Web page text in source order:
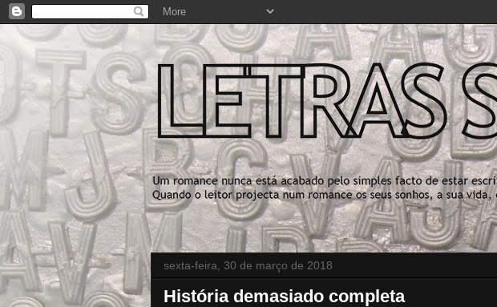
sexta-feira, 30 de março de 2018
História demasiado completa